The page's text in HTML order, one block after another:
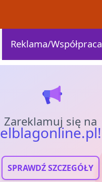
Reklama/Współpraca
Zareklamuj się na
elblagonline.pl!
SPRAWDŹ SZCZEGÓŁY